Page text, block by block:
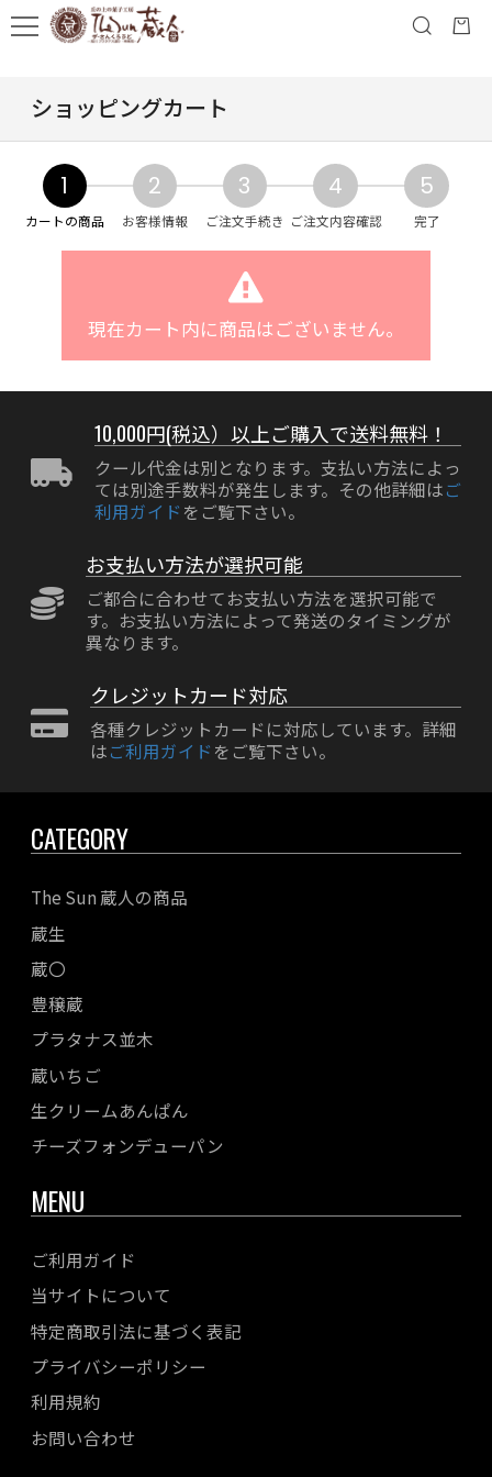
ショッピングカート
1
カートの商品
2
お客様情報
3
ご注文手続き
4
ご注文内容確認
5
完了
現在カート内に商品はございません。
10,000円(税込）以上ご購入で送料無料！
クール代金は別となります。支払い方法によっ
ては別途手数料が発生します。その他詳細はご
利用ガイド をご覧下さい。
お支払い方法が選択可能
ご都合に合わせてお支払い方法を選択可能で
す。お支払い方法によって発送のタイミングが
異なります。
クレジットカード対応
各種クレジットカードに対応しています。詳細
はご利用ガイド をご覧下さい。
CATEGORY
The Sun 蔵人の商品
蔵生
蔵〇
豊穣蔵
プラタナス並木
蔵いちご
生クリームあんぱん
チーズフォンデューパン
MENU
ご利用ガイド
当サイトについて
特定商取引法に基づく表記
プライバシーポリシー
利用規約
お問い合わせ